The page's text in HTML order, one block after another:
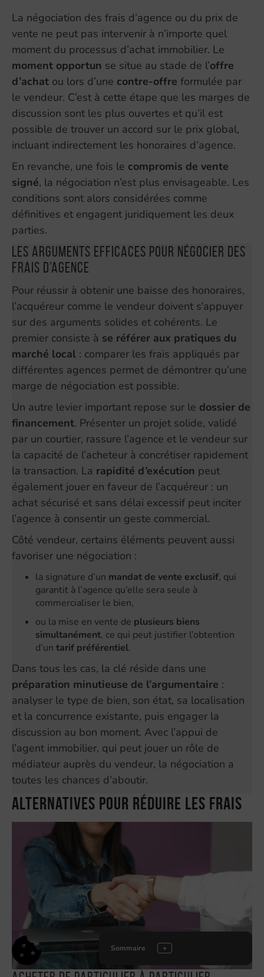
Sommaire
La négociation des frais d’agence ou du prix de
vente ne peut pas intervenir à n’importe quel
moment du processus d’achat immobilier. Le
moment opportun se situe au stade de l’offre
d’achat ou lors d’une contre-offre formulée par
le vendeur. C’est à cette étape que les marges de
discussion sont les plus ouvertes et qu’il est
possible de trouver un accord sur le prix global,
incluant indirectement les honoraires d’agence.
En revanche, une fois le compromis de vente
signé, la négociation n’est plus envisageable. Les
conditions sont alors considérées comme
définitives et engagent juridiquement les deux
parties.
Les arguments efficaces pour négocier des
frais d’agence
Pour réussir à obtenir une baisse des honoraires,
l’acquéreur comme le vendeur doivent s’appuyer
sur des arguments solides et cohérents. Le
premier consiste à se référer aux pratiques du
marché local : comparer les frais appliqués par
différentes agences permet de démontrer qu’une
marge de négociation est possible.
Un autre levier important repose sur le dossier de
financement. Présenter un projet solide, validé
par un courtier, rassure l’agence et le vendeur sur
la capacité de l’acheteur à concrétiser rapidement
la transaction. La rapidité d’exécution peut
également jouer en faveur de l’acquéreur : un
achat sécurisé et sans délai excessif peut inciter
l’agence à consentir un geste commercial.
Côté vendeur, certains éléments peuvent aussi
favoriser une négociation :
la signature d’un mandat de vente exclusif, qui
garantit à l’agence qu’elle sera seule à
commercialiser le bien,
ou la mise en vente de plusieurs biens
simultanément, ce qui peut justifier l’obtention
d’un tarif préférentiel.
Dans tous les cas, la clé réside dans une
préparation minutieuse de l’argumentaire :
analyser le type de bien, son état, sa localisation
et la concurrence existante, puis engager la
discussion au bon moment. Avec l’appui de
l’agent immobilier, qui peut jouer un rôle de
médiateur auprès du vendeur, la négociation a
toutes les chances d’aboutir.
Alternatives pour réduire les frais